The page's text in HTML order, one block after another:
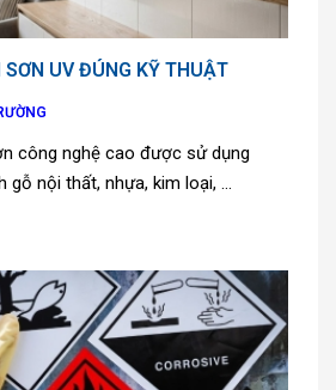
SƠN UV ĐÚNG KỸ THUẬT
công nghệ cao được sử dụng
gỗ nội thất, nhựa, kim loại, ...